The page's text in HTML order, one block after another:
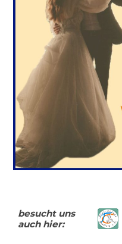
besucht uns
auch hier: